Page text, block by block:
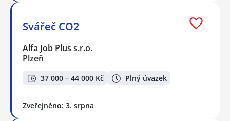
Svářeč CO2
Alfa Job Plus s.r.o.
Plzeň
37 000 – 44 000 Kč Plný úvazek
Zveřejněno: 3. srpna